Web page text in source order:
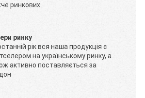
ринкових
ринку
рік вся наша продукція є
на українському ринку, а
активно поставляється за